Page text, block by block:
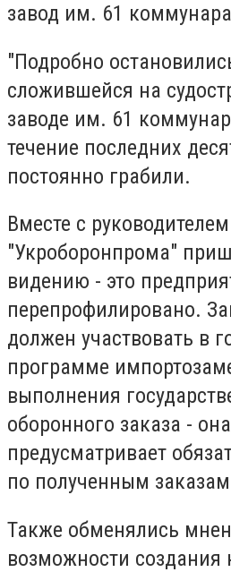
завод им. 61
"Подробно
сложившейся на
заводе им. 61
течение последних
постоянно грабили.
Вместе с руководителем
"Укроборонпрома"
видению - это
перепрофилировано.
должен участвовать в
программе
выполнения
оборонного заказа - она ​​
предусматривает
по полученным
Также обменялись
возможности создания